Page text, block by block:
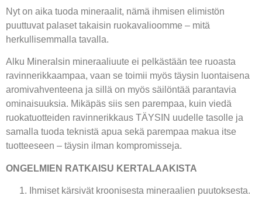
Nyt on aika tuoda mineraalit, nämä ihmisen elimistön
puuttuvat palaset takaisin ruokavalioomme – mitä
herkullisemmalla tavalla.
Alku Mineralsin mineraaliuute ei pelkästään tee ruoasta
ravinnerikkaampaa, vaan se toimii myös täysin luontaisena
aromivahventeena ja sillä on myös säilöntää parantavia
ominaisuuksia. Mikäpäs siis sen parempaa, kuin viedä
ruokatuotteiden ravinnerikkaus TÄYSIN uudelle tasolle ja
samalla tuoda teknistä apua sekä parempaa makua itse
tuotteeseen – täysin ilman kompromisseja.
ONGELMIEN RATKAISU KERTALAAKISTA
Ihmiset kärsivät kroonisesta mineraalien puutoksesta.